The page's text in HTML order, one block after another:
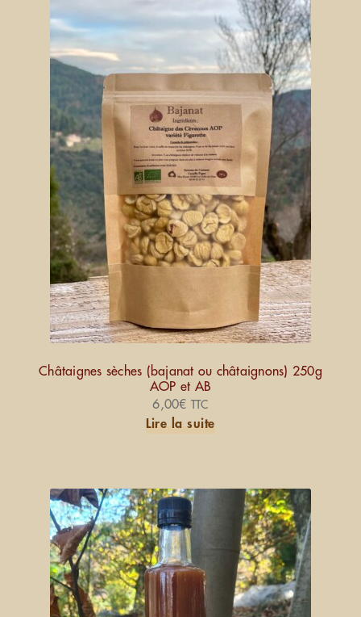
Châtaignes sèches (bajanat ou châtaignons) 250g
AOP et AB
6,00€ TTC
Lire la suite